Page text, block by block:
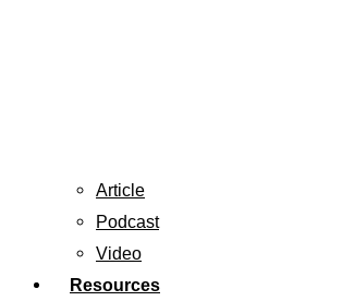
Article
Podcast
Video
Resources